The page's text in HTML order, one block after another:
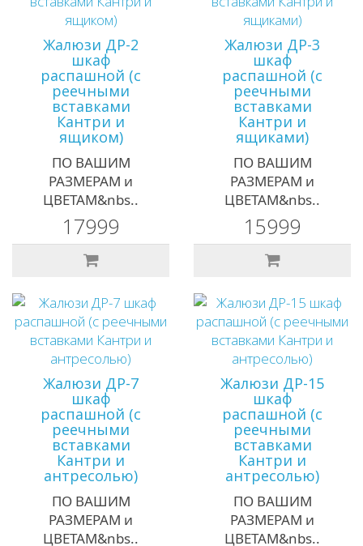
Жалюзи ДР-2
шкаф
распашной (с
реечными
вставками
Кантри и
ящиком)
ПО ВАШИМ
РАЗМЕРАМ и
ЦВЕТАМ&nbs..
17999
Жалюзи ДР-3
шкаф
распашной (с
реечными
вставками
Кантри и
ящиками)
ПО ВАШИМ
РАЗМЕРАМ и
ЦВЕТАМ&nbs..
15999
Жалюзи ДР-7
шкаф
распашной (с
реечными
вставками
Кантри и
антресолью)
ПО ВАШИМ
РАЗМЕРАМ и
ЦВЕТАМ&nbs..
Жалюзи ДР-15
шкаф
распашной (с
реечными
вставками
Кантри и
антресолью)
ПО ВАШИМ
РАЗМЕРАМ и
ЦВЕТАМ&nbs..